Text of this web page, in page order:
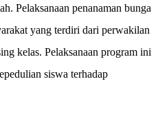
Pelaksanaan penanaman bunga
yang terdiri dari perwakilan
kelas. Pelaksanaan program ini
siswa terhadap